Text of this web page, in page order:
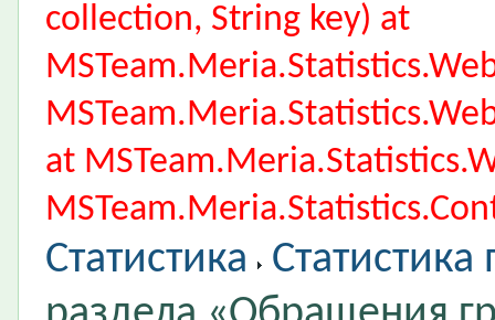
collection, String key) at
at
Статистика